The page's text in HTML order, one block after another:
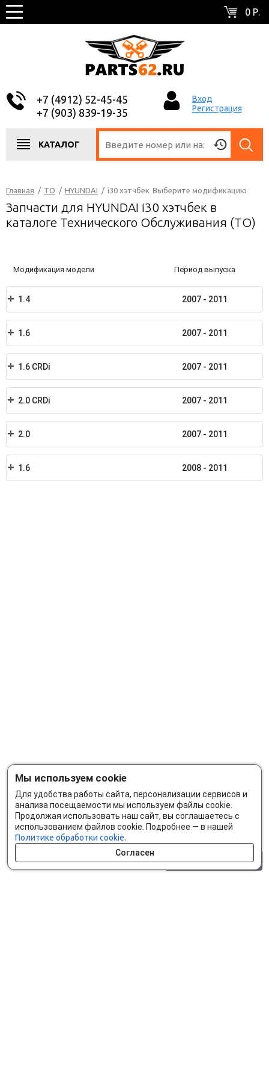
0 Р.
+7 (4912) 52-45-45
+7 (903) 839-19-35
Вход
Регистрация
КАТАЛОГ
Главная / ТО / HYUNDAI / i30 хэтчбек Выберите модификацию
Запчасти для HYUNDAI i30 хэтчбек в
каталоге Технического Обслуживания (ТО)
Модификация модели Период выпуска
1.4 2007 - 2011
1.6 2007 - 2011
1.6 CRDi 2007 - 2011
2.0 CRDi 2007 - 2011
2.0 2007 - 2011
1.6 2008 - 2011
Мы используем cookie
Для удобства работы сайта, персонализации сервисов и
анализа посещаемости мы используем файлы cookie.
Продолжая использовать наш сайт, вы соглашаетесь с
использованием файлов cookie. Подробнее — в нашей
Политике обработки cookie.
Согласен